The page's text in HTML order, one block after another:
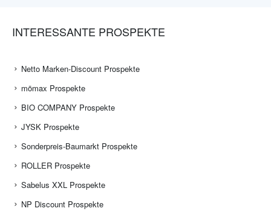
INTERESSANTE PROSPEKTE
Netto Marken-Discount Prospekte
mömax Prospekte
BIO COMPANY Prospekte
JYSK Prospekte
Sonderpreis-Baumarkt Prospekte
ROLLER Prospekte
Sabelus XXL Prospekte
NP Discount Prospekte